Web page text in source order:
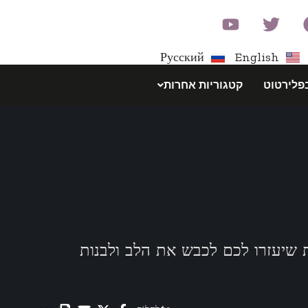
English
Русский
קטגוריות אחרות
שיעזרו לכם לכבש את הלב ולבנות